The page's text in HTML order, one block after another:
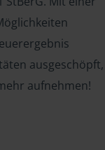
ausgeschöpft,
aufnehmen!